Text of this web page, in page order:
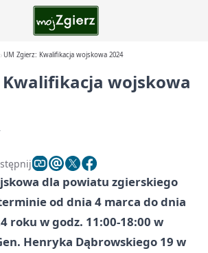
UM Zgierz: Kwalifikacja wojskowa 2024
Kwalifikacja wojskowa
dla powiatu zgierskiego
od dnia 4 marca do dnia
roku w godz. 11:00-18:00 w
Henryka Dąbrowskiego 19 w